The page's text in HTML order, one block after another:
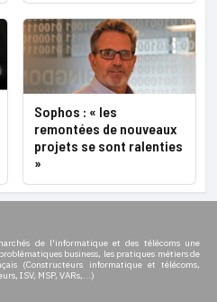
Sophos : « les
remontées de nouveaux
projets se sont ralenties
»
de l'informatique et des télécoms une
business, les pratiques métiers de
(Constructeurs informatique et télécoms,
ISV, MSP, VARs,...)